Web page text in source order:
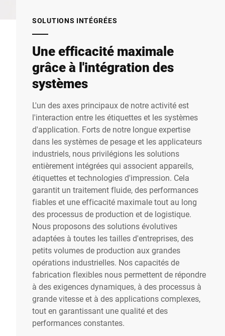
SOLUTIONS INTÉGRÉES
Une efficacité maximale
grâce à l'intégration des
systèmes
L'un des axes principaux de notre activité est
l'interaction entre les étiquettes et les systèmes
d'application. Forts de notre longue expertise
dans les systèmes de pesage et les applicateurs
industriels, nous privilégions les solutions
entièrement intégrées qui associent appareils,
étiquettes et technologies d'impression. Cela
garantit un traitement fluide, des performances
fiables et une efficacité maximale tout au long
des processus de production et de logistique.
Nous proposons des solutions évolutives
adaptées à toutes les tailles d'entreprises, des
petits volumes de production aux grandes
opérations industrielles. Nos capacités de
fabrication flexibles nous permettent de répondre
à des exigences dynamiques, à des processus à
grande vitesse et à des applications complexes,
tout en garantissant une qualité et des
performances constantes.